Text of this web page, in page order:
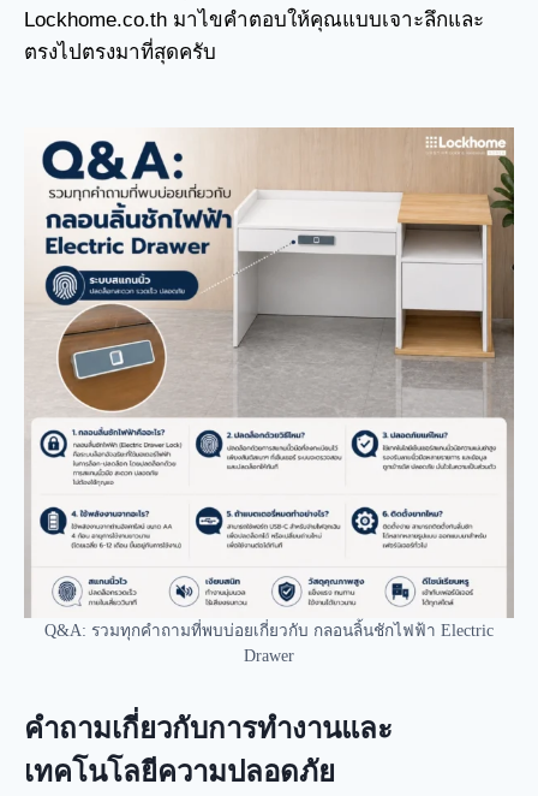
Lockhome.co.th มาไขคำตอบให้คุณแบบเจาะลึกและ
ตรงไปตรงมาที่สุดครับ
Q&A: รวมทุกคำถามที่พบบ่อยเกี่ยวกับ กลอนลิ้นชักไฟฟ้า Electric
Drawer
คำถามเกี่ยวกับการทำงานและ
เทคโนโลยีความปลอดภัย